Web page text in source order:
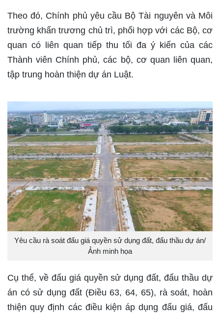
Theo đó, Chính phủ yêu cầu Bộ Tài nguyên và Môi
trường khẩn trương chủ trì, phối hợp với các Bộ, cơ
quan có liên quan tiếp thu tối đa ý kiến của các
Thành viên Chính phủ, các bộ, cơ quan liên quan,
tập trung hoàn thiện dự án Luật.
Yêu cầu rà soát đấu giá quyền sử dụng đất, đấu thầu dự án/
Ảnh minh họa
Cụ thể, về đấu giá quyền sử dụng đất, đấu thầu dự
án có sử dụng đất (Điều 63, 64, 65), rà soát, hoàn
thiện quy định các điều kiện áp dụng đấu giá, đấu